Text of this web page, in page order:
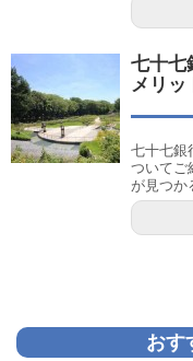
七十七
メリッ
七十七銀
ついてご
が見つか
おす